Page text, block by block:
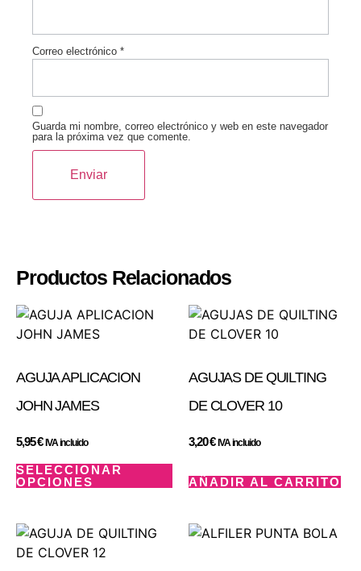
Correo electrónico *
Guarda mi nombre, correo electrónico y web en este navegador
para la próxima vez que comente.
Productos Relacionados
AGUJA APLICACION
JOHN JAMES
5,95€ IVA incluido
SELECCIONAR
OPCIONES
AGUJAS DE QUILTING
DE CLOVER 10
3,20€ IVA incluido
AÑADIR AL CARRITO